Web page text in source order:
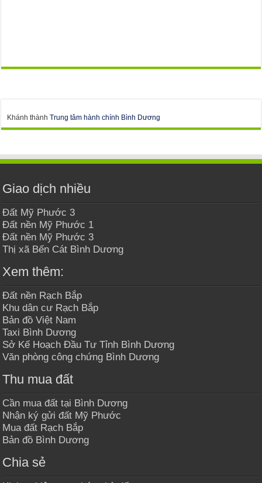
Khánh thànhTrung tâm hành chính Bình Dương
Giao dịch nhiều
Đất Mỹ Phước 3
Đất nền Mỹ Phước 1
Đất nền Mỹ Phước 3
Thị xã Bến Cát Bình Dương
Xem thêm:
Đất nền Rạch Bắp
Khu dân cư Rạch Bắp
Bản đồ Việt Nam
Taxi Bình Dương
Sở Kế Hoạch Đầu Tư Tỉnh Bình Dương
Văn phòng công chứng Bình Dương
Thu mua đất
Cần mua đất tại Bình Dương
Nhận ký gửi đất Mỹ Phước
Mua đất Rạch Bắp
Bản đồ Bình Dương
Chia sẻ